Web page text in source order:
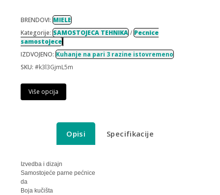
BRENDOVI: MIELE
Kategorije: SAMOSTOJECA TEHNIKA / Pecnice
samostojece
IZDVOJENO: Kuhanje na pari 3 razine istovremeno
SKU: #k3l3GjmL5m
Više opcija
Opisi Specifikacije
Izvedba i dizajn
Samostojeće parne pećnice
da
Boja kučišta